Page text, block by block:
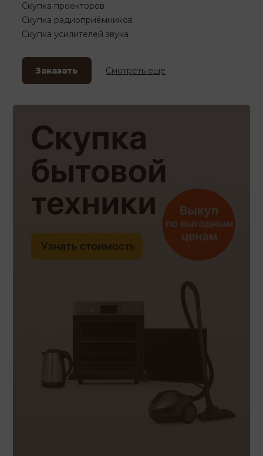
Скупка проекторов
Скупка радиоприёмников
Скупка усилителей звука
Заказать Смотреть еще